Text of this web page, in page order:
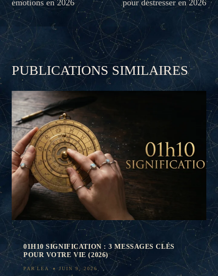
émotions en 2026 pour déstresser en 2026
PUBLICATIONS SIMILAIRES
01H10 SIGNIFICATION : 3 MESSAGES CLÉS
POUR VOTRE VIE (2026)
PAR LEA JUIN 9, 2026